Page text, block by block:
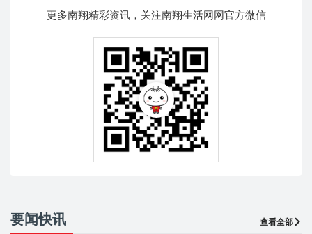
更多南翔精彩资讯，关注南翔生活网网官方微信
要闻快讯 查看全部